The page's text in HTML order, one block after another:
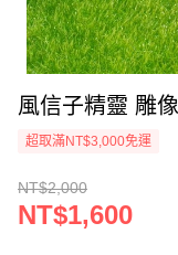
風信子精靈 雕
超取滿NT$3,000免運
NT$2,000
NT$1,600